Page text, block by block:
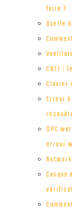
faire ?
Quelle
CNET
Clavier
Erreur
DPC
erreur